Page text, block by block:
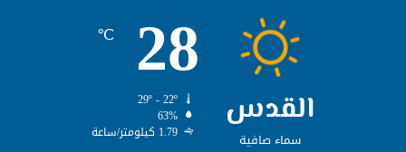
القدس
سماء صافية
28
℃
63%
1.79 كيلومتر/ساعة